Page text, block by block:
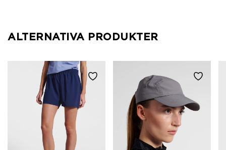
ALTERNATIVA PRODUKTER